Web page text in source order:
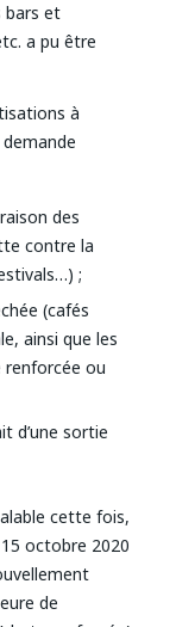
bars et
a pu être
à
des
contre la
;
(cafés
ainsi que les
renforcée ou
d’une sortie
cette fois,
octobre 2020
de